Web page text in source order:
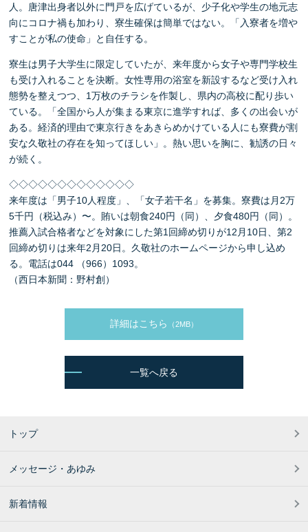
人。唐津出身者以外に門戸を広げているが、少子化や学生の地元志
向にコロナ禍も加わり、寮生確保は簡単ではない。「入寮者を増や
すことが私の使命」と自任する。
寮生は男子大学生に限定していたが、来年度から女子や専門学校生
も受け入れることを決断。女性専用の浴室を新設するなど受け入れ
態勢を整えつつ、1万枚のチラシを作製し、県内の高校に配り歩い
ている。「全国から人が集まる東京に進学すれば、多くの出会いが
ある。経済的理由で東京行きをあきらめかけている人にも寮費が割
安な久敬社の存在を知ってほしい」。熱い思いを胸に、勧誘の日々
が続く。
◇◇◇◇◇◇◇◇◇◇◇◇◇
来年度は「男子10人程度」、「女子若干名」を募集。寮費は月2万
5千円（税込み）〜。賄いは朝食240円（同）、夕食480円（同）。
推薦入試合格者などを対象にした第1回締め切りが12月10日、第2
回締め切りは来年2月20日。久敬社のホームページから申し込め
る。電話は044 （966）1093。
（西日本新聞：野村創）
詳細はこちら （2MB）
一覧へ戻る
トップ
メッセージ・あゆみ
新着情報